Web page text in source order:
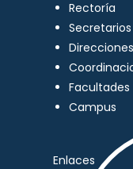
Rectoría
Secretarios
Direcciones
Facultades
Campus
Enlaces